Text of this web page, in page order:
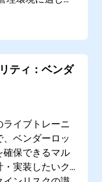
ールを用いた
ります。
ティ：ベンダ
イブトレーニ
ベンダーロッ
確保できるマル
実装したいク